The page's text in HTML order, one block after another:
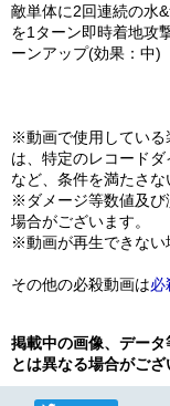
敵単体に2回連続の水
を1ターン即時着地攻
ーンアップ(効果：中)
※動画で使用している
は、特定のレコード
など、条件を満たさな
※ダメージ等数値及び
場合がございます。
※動画が再生できない
その他の必殺動画は必
掲載中の画像、デー
とは異なる場合がござ